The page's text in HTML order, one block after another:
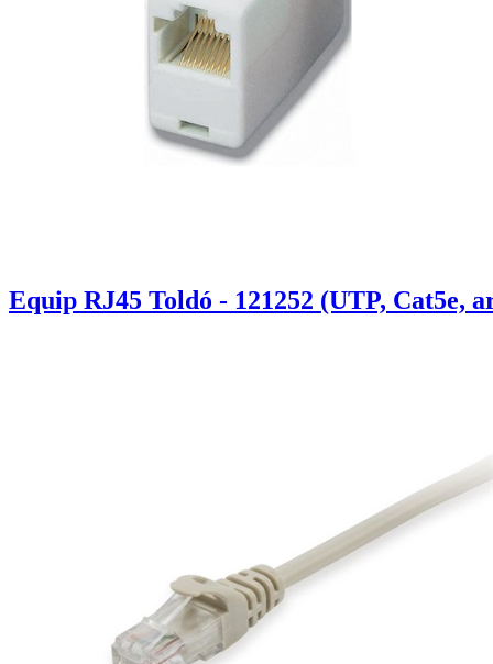
Equip RJ45 Toldó - 121252 (UTP, Cat5e,